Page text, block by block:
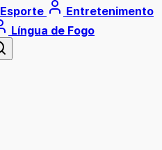
Esporte
Entretenimento
Língua de Fogo